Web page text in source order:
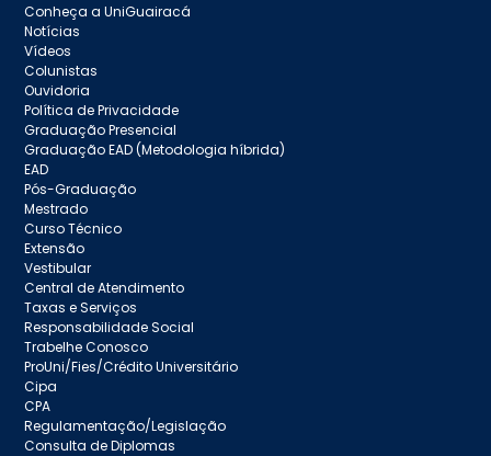
Conheça a UniGuairacá
Notícias
Vídeos
Colunistas
Ouvidoria
Política de Privacidade
Graduação Presencial
Graduação EAD (Metodologia híbrida)
EAD
Pós-Graduação
Mestrado
Curso Técnico
Extensão
Vestibular
Central de Atendimento
Taxas e Serviços
Responsabilidade Social
Trabelhe Conosco
ProUni/Fies/Crédito Universitário
Cipa
CPA
Regulamentação/Legislação
Consulta de Diplomas